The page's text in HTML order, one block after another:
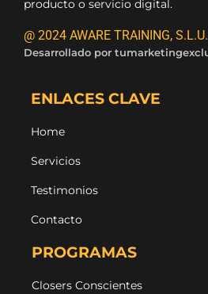
producto o servicio digital.
@ 2024 AWARE TRAINING, S.L.U.
Desarrollado por
ENLACES CLAVE
Home
Servicios
Testimonios
Contacto
PROGRAMAS
Closers Conscientes